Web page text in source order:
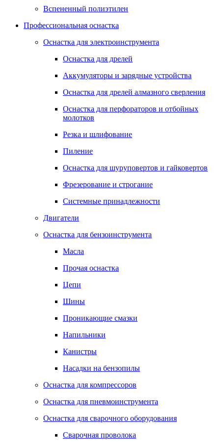
Вспененный полиэтилен
Профессиональная оснастка
Оснастка для электроинструмента
Оснастка для дрелей
Аккумуляторы и зарядные устройства
Оснастка для дрелей алмазного сверления
Оснастка для перфораторов и отбойных
молотков
Резка и шлифование
Пиление
Оснастка для шуруповертов и гайковертов
Фрезерование и строгание
Системные принадлежности
Двигатели
Оснастка для бензоинструмента
Масла
Прочая оснастка
Цепи
Шины
Проникающие смазки
Напильники
Канистры
Насадки на бензопилы
Оснастка для компрессоров
Оснастка для пневмоинструмента
Оснастка для сварочного оборудования
Сварочная проволока